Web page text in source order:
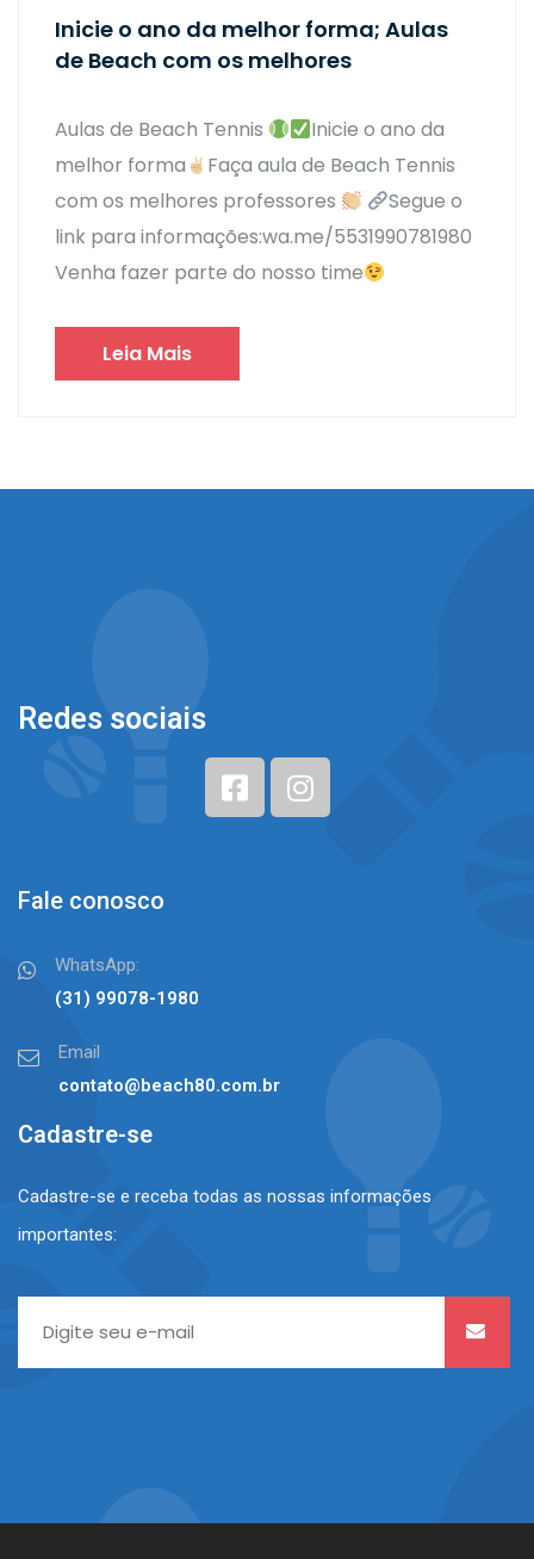
Inicie o ano da melhor forma; Aulas
de Beach com os melhores
Aulas de Beach Tennis
Inicie o ano da
melhor forma
Faça aula de Beach Tennis
com os melhores professores
Segue o
link para informações:wa.me/5531990781980
Venha fazer parte do nosso time
Leia Mais
Redes sociais
Fale conosco
WhatsApp:
(31) 99078-1980⠀⠀
Email
contato@beach80.com.br
Cadastre-se
Cadastre-se e receba todas as nossas informações
importantes: